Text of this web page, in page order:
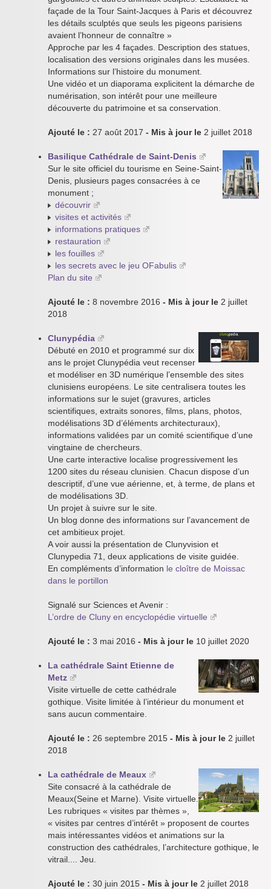
façade de la Tour Saint-Jacques à Paris et découvrez
les détails sculptés que seuls les pigeons parisiens
avaient l’honneur de connaître »
Approche par les 4 façades. Description des statues,
localisation des versions originales dans les musées.
Informations sur l’histoire du monument.
Une vidéo et un diaporama explicitent la démarche de
numérisation, son intérêt pour une meilleure
découverte du patrimoine et sa conservation.
Ajouté le : 27 août 2017 - Mis à jour le 2 juillet 2018
Basilique Cathédrale de Saint-Denis
Sur le site officiel du tourisme en Seine-Saint-
Denis, plusieurs pages consacrées à ce
monument ;
découvrir
visites et activités
informations pratiques
restauration
les fouilles
les secrets avec le jeu OFabulis
Plan du site
Ajouté le : 8 novembre 2016 - Mis à jour le 2 juillet
2018
Clunypédia
Débuté en 2010 et programmé sur dix
ans le projet Clunypédia veut recenser
et modéliser en 3D numérique l’ensemble des sites
clunisiens européens. Le site centralisera toutes les
informations sur le sujet (gravures, articles
scientifiques, extraits sonores, films, plans, photos,
modélisations 3D d’éléments architecturaux),
informations validées par un comité scientifique d’une
vingtaine de chercheurs.
Une carte interactive localise progressivement les
1200 sites du réseau clunisien. Chacun dispose d’un
descriptif, d’une vue aérienne, et, à terme, de plans et
de modélisations 3D.
Un projet à suivre sur le site.
Un blog donne des informations sur l’avancement de
cet ambitieux projet.
A voir aussi la présentation de Clunyvision et
Clunypedia 71, deux applications de visite guidée.
En compléments d’information le cloître de Moissac
dans le portillon
Signalé sur Sciences et Avenir :
L’ordre de Cluny en encyclopédie virtuelle
Ajouté le : 3 mai 2016 - Mis à jour le 10 juillet 2020
La cathédrale Saint Etienne de
Metz
Visite virtuelle de cette cathédrale
gothique. Visite limitée à l’intérieur du monument et
sans aucun commentaire.
Ajouté le : 26 septembre 2015 - Mis à jour le 2 juillet
2018
La cathédrale de Meaux
Site consacré à la cathédrale de
Meaux(Seine et Marne). Visite virtuelle.
Les rubriques « visites par thèmes »,
« visites par centres d’intérêt » proposent de courtes
mais intéressantes vidéos et animations sur la
construction des cathédrales, l’architecture gothique, le
vitrail.... Jeu.
Ajouté le : 30 juin 2015 - Mis à jour le 2 juillet 2018